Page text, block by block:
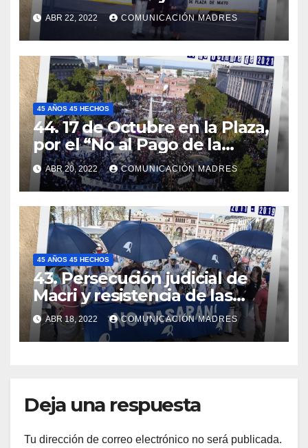
imperialismo norteamericano
ABR 22, 2022 COMUNICACIÓN MADRES
45 AÑOS 45 HECHOS
44. 17 de Octubre en la Plaza,
por el “No al Pago de la
Deuda Externa”
ABR 20, 2022 COMUNICACIÓN MADRES
45 AÑOS 45 HECHOS
43. Persecución judicial de
Macri y resistencia de las
Madres
ABR 18, 2022 COMUNICACIÓN MADRES
Deja una respuesta
Tu dirección de correo electrónico no será publicada.